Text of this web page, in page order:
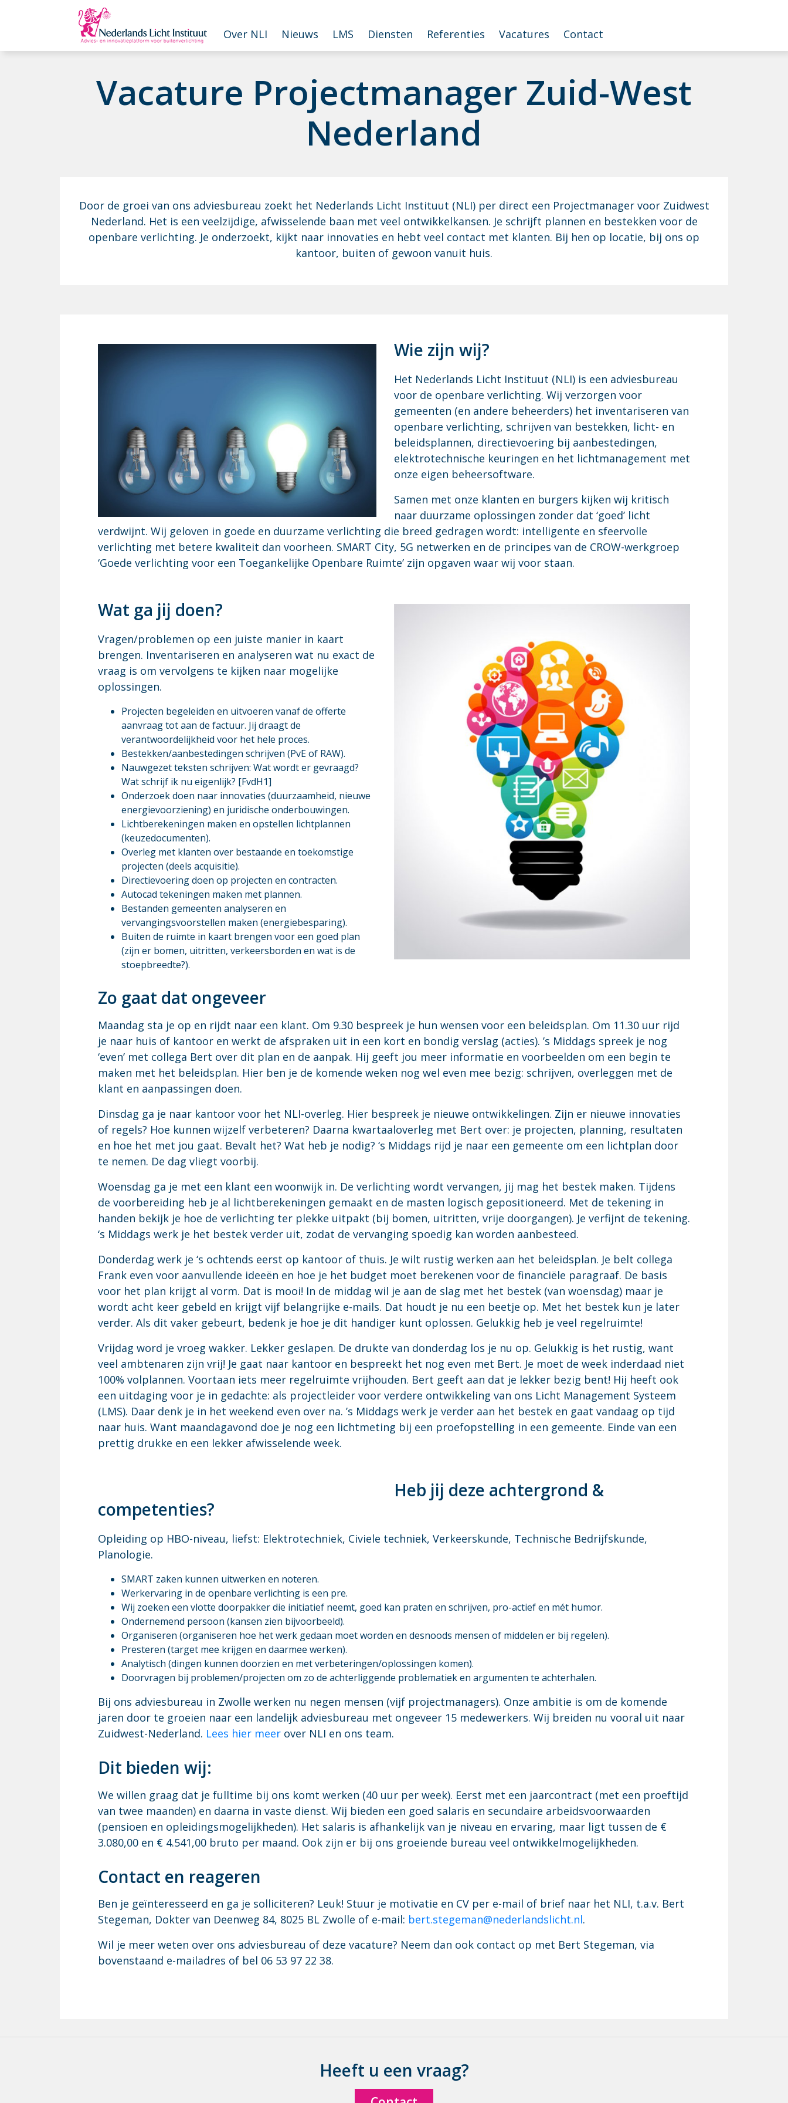
Overslaan en naar de inhoud gaan
Over NLI Nieuws LMS Diensten Referenties Vacatures Contact
Va­ca­tu­re Pro­ject­ma­na­ger Zuid-West
Ne­der­land
Door de groei van ons adviesbureau zoekt het Nederlands Licht Instituut (NLI) per direct een Projectmanager voor Zuidwest
Nederland. Het is een veelzijdige, afwisselende baan met veel ontwikkelkansen. Je schrijft plannen en bestekken voor de
openbare verlichting. Je onderzoekt, kijkt naar innovaties en hebt veel contact met klanten. Bij hen op locatie, bij ons op
kantoor, buiten of gewoon vanuit huis.
Wie zijn wij?
Het Nederlands Licht Instituut (NLI) is een adviesbureau
voor de openbare verlichting. Wij verzorgen voor
gemeenten (en andere beheerders) het inventariseren van
openbare verlichting, schrijven van bestekken, licht- en
beleidsplannen, directievoering bij aanbestedingen,
elektrotechnische keuringen en het lichtmanagement met
onze eigen beheersoftware.
Samen met onze klanten en burgers kijken wij kritisch
naar duurzame oplossingen zonder dat ‘goed’ licht
verdwijnt. Wij geloven in goede en duurzame verlichting die breed gedragen wordt: intelligente en sfeervolle
verlichting met betere kwaliteit dan voorheen. SMART City, 5G netwerken en de principes van de CROW-werkgroep
‘Goede verlichting voor een Toegankelijke Openbare Ruimte’ zijn opgaven waar wij voor staan.
Wat ga jij doen?
Vragen/problemen op een juiste manier in kaart
brengen. Inventariseren en analyseren wat nu exact de
vraag is om vervolgens te kijken naar mogelijke
oplossingen.
Projecten begeleiden en uitvoeren vanaf de offerte
aanvraag tot aan de factuur. Jij draagt de
verantwoordelijkheid voor het hele proces.
Bestekken/aanbestedingen schrijven (PvE of RAW).
Nauwgezet teksten schrijven: Wat wordt er gevraagd?
Wat schrijf ik nu eigenlijk? [FvdH1]
Onderzoek doen naar innovaties (duurzaamheid, nieuwe
energievoorziening) en juridische onderbouwingen.
Lichtberekeningen maken en opstellen lichtplannen
(keuzedocumenten).
Overleg met klanten over bestaande en toekomstige
projecten (deels acquisitie).
Directievoering doen op projecten en contracten.
Autocad tekeningen maken met plannen.
Bestanden gemeenten analyseren en
vervangingsvoorstellen maken (energiebesparing).
Buiten de ruimte in kaart brengen voor een goed plan
(zijn er bomen, uitritten, verkeersborden en wat is de
stoepbreedte?).
Zo gaat dat on­ge­veer
Maandag sta je op en rijdt naar een klant. Om 9.30 bespreek je hun wensen voor een beleidsplan. Om 11.30 uur rijd
je naar huis of kantoor en werkt de afspraken uit in een kort en bondig verslag (acties). ’s Middags spreek je nog
‘even’ met collega Bert over dit plan en de aanpak. Hij geeft jou meer informatie en voorbeelden om een begin te
maken met het beleidsplan. Hier ben je de komende weken nog wel even mee bezig: schrijven, overleggen met de
klant en aanpassingen doen.
Dinsdag ga je naar kantoor voor het NLI-overleg. Hier bespreek je nieuwe ontwikkelingen. Zijn er nieuwe innovaties
of regels? Hoe kunnen wijzelf verbeteren? Daarna kwartaaloverleg met Bert over: je projecten, planning, resultaten
en hoe het met jou gaat. Bevalt het? Wat heb je nodig? ‘s Middags rijd je naar een gemeente om een lichtplan door
te nemen. De dag vliegt voorbij.
Woensdag ga je met een klant een woonwijk in. De verlichting wordt vervangen, jij mag het bestek maken. Tijdens
de voorbereiding heb je al lichtberekeningen gemaakt en de masten logisch gepositioneerd. Met de tekening in
handen bekijk je hoe de verlichting ter plekke uitpakt (bij bomen, uitritten, vrije doorgangen). Je verfijnt de tekening.
‘s Middags werk je het bestek verder uit, zodat de vervanging spoedig kan worden aanbesteed.
Donderdag werk je ‘s ochtends eerst op kantoor of thuis. Je wilt rustig werken aan het beleidsplan. Je belt collega
Frank even voor aanvullende ideeën en hoe je het budget moet berekenen voor de financiële paragraaf. De basis
voor het plan krijgt al vorm. Dat is mooi! In de middag wil je aan de slag met het bestek (van woensdag) maar je
wordt acht keer gebeld en krijgt vijf belangrijke e-mails. Dat houdt je nu een beetje op. Met het bestek kun je later
verder. Als dit vaker gebeurt, bedenk je hoe je dit handiger kunt oplossen. Gelukkig heb je veel regelruimte!
Vrijdag word je vroeg wakker. Lekker geslapen. De drukte van donderdag los je nu op. Gelukkig is het rustig, want
veel ambtenaren zijn vrij! Je gaat naar kantoor en bespreekt het nog even met Bert. Je moet de week inderdaad niet
100% volplannen. Voortaan iets meer regelruimte vrijhouden. Bert geeft aan dat je lekker bezig bent! Hij heeft ook
een uitdaging voor je in gedachte: als projectleider voor verdere ontwikkeling van ons Licht Management Systeem
(LMS). Daar denk je in het weekend even over na. ’s Middags werk je verder aan het bestek en gaat vandaag op tijd
naar huis. Want maandagavond doe je nog een lichtmeting bij een proefopstelling in een gemeente. Einde van een
prettig drukke en een lekker afwisselende week.
Heb jij deze achtergrond &
competenties?
Opleiding op HBO-niveau, liefst: Elektrotechniek, Civiele techniek, Verkeerskunde, Technische Bedrijfskunde,
Planologie.
SMART zaken kunnen uitwerken en noteren.
Werkervaring in de openbare verlichting is een pre.
Wij zoeken een vlotte doorpakker die initiatief neemt, goed kan praten en schrijven, pro-actief en mét humor.
Ondernemend persoon (kansen zien bijvoorbeeld).
Organiseren (organiseren hoe het werk gedaan moet worden en desnoods mensen of middelen er bij regelen).
Presteren (target mee krijgen en daarmee werken).
Analytisch (dingen kunnen doorzien en met verbeteringen/oplossingen komen).
Doorvragen bij problemen/projecten om zo de achterliggende problematiek en argumenten te achterhalen.
Bij ons adviesbureau in Zwolle werken nu negen mensen (vijf projectmanagers). Onze ambitie is om de komende
jaren door te groeien naar een landelijk adviesbureau met ongeveer 15 medewerkers. Wij breiden nu vooral uit naar
Zuidwest-Nederland. Lees hier meer over NLI en ons team.
Dit bie­den wij:
We willen graag dat je fulltime bij ons komt werken (40 uur per week). Eerst met een jaarcontract (met een proeftijd
van twee maanden) en daarna in vaste dienst. Wij bieden een goed salaris en secundaire arbeidsvoorwaarden
(pensioen en opleidingsmogelijkheden). Het salaris is afhankelijk van je niveau en ervaring, maar ligt tussen de €
3.080,00 en € 4.541,00 bruto per maand. Ook zijn er bij ons groeiende bureau veel ontwikkelmogelijkheden.
Con­tact en re­a­ge­ren
Ben je geïnteresseerd en ga je solliciteren? Leuk! Stuur je motivatie en CV per e-mail of brief naar het NLI, t.a.v. Bert
Stegeman, Dokter van Deenweg 84, 8025 BL Zwolle of e-mail: bert.stegeman@nederlandslicht.nl.
Wil je meer weten over ons adviesbureau of deze vacature? Neem dan ook contact op met Bert Stegeman, via
bovenstaand e-mailadres of bel 06 53 97 22 38.
Heeft u een vraag?